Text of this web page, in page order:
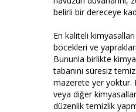
belirli bir dereceye
En kaliteli
böcekleri ve
Bununla birlikte
tabanını süresiz
mazerete yer yoktur.
veya diğer
düzenlik temizlik